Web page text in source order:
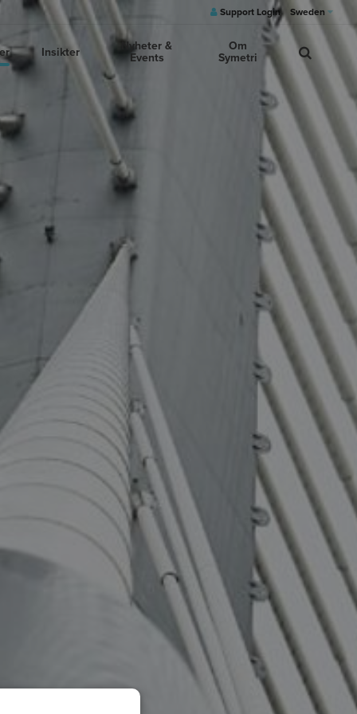
Support Login Sweden
Insikter
Nyheter &
Events
Om
Symetri